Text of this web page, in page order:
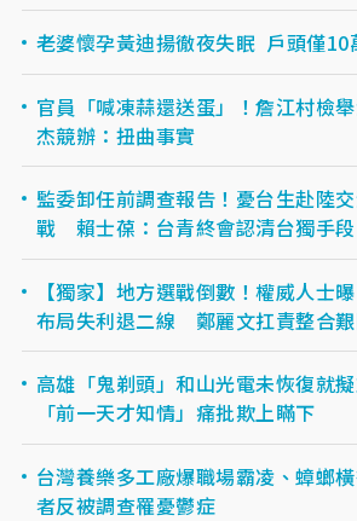
老婆懷孕黃迪揚徹夜失眠 戶頭僅10
官員「喊凍蒜還送蛋」！詹江村檢
杰競辦：扭曲事實
監委卸任前調查報告！憂台生赴陸
戰 賴士葆：台青終會認清台獨手段
【獨家】地方選戰倒數！權威人士
布局失利退二線 鄭麗文扛責整合
高雄「鬼剃頭」和山光電未恢復就
「前一天才知情」痛批欺上瞞下
台灣養樂多工廠爆職場霸凌、蟑螂
者反被調查罹憂鬱症